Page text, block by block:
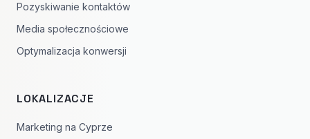
Pozyskiwanie kontaktów
Media społecznościowe
Optymalizacja konwersji
LOKALIZACJE
Marketing na Cyprze